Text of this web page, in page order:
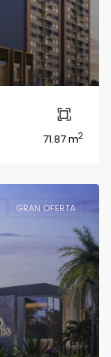
71.87 m2
GRAN OFERTA